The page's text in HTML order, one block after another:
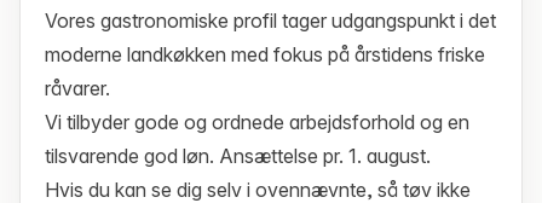
Vores gastronomiske profil tager udgangspunkt i det
moderne landkøkken med fokus på årstidens friske
råvarer.
Vi tilbyder gode og ordnede arbejdsforhold og en
tilsvarende god løn. Ansættelse pr. 1. august.
Hvis du kan se dig selv i ovennævnte, så tøv ikke